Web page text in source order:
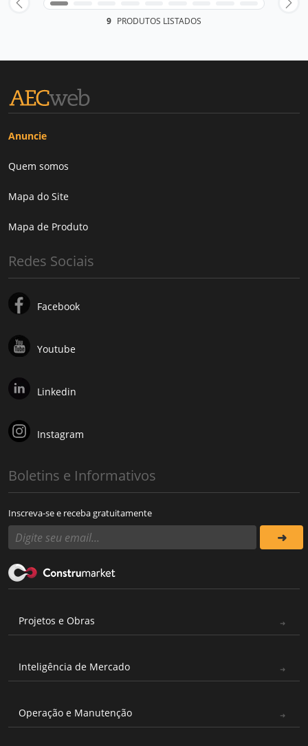
9 PRODUTOS LISTADOS
Anuncie
Quem somos
Mapa do Site
Mapa de Produto
Redes Sociais
Facebook
Youtube
Linkedin
Instagram
Boletins e Informativos
Inscreva-se e receba gratuitamente
Projetos e Obras
Inteligência de Mercado
Operação e Manutenção